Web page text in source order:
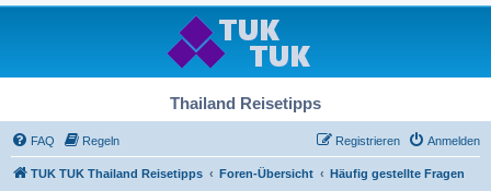
Thailand Reisetipps
FAQ Regeln Anmelden
Registrieren
TUK TUK Thailand Reisetipps Foren-Übersicht Häufig gestellte Fragen